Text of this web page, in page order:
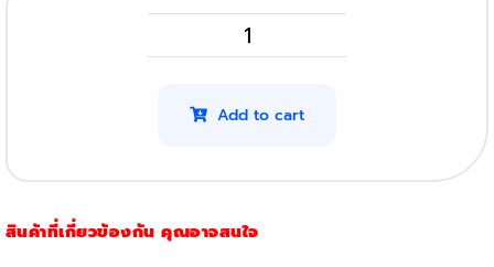
HP
Pro
48A
Add to cart
สินค้าที่เกี่ยวข้องกัน คุณอาจสนใจ